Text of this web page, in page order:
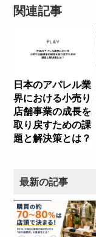
関連記事
日本のアパレル業
界における小売り
店舗事業の成長を
取り戻すための課
題と解決策とは？
最新の記事